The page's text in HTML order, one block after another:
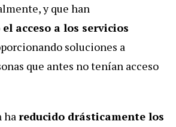
y que han
acceso a los servicios
soluciones a
que antes no tenían acceso
hareducido drásticamente los